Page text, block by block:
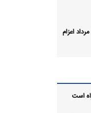
۱۱۵ هزار زائر اربعین از فرودگاه امام تا ۱۲ مرداد اعزام